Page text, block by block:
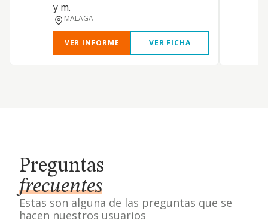
y m.
MALAGA
VER INFORME VER FICHA
Preguntas
frecuentes
Estas son alguna de las preguntas que se
hacen nuestros usuarios